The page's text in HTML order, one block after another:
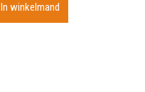
In winkelmand